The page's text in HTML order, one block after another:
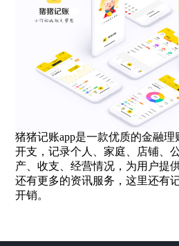
猪猪记账app是一款优质的金融
开支，记录个人、家庭、店铺、
产、收支、经营情况，为用户提
还有更多的资讯服务，这里还有
开销。